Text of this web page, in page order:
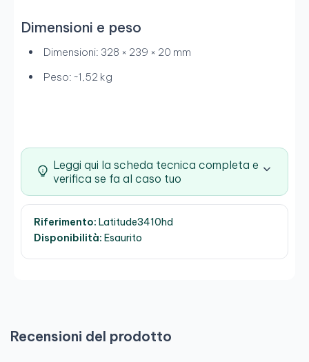
Dimensioni e peso
Dimensioni: 328 × 239 × 20 mm
Peso: ~1,52 kg
Leggi qui la scheda tecnica completa e
verifica se fa al caso tuo
Riferimento: Latitude3410hd
Disponibilità: Esaurito
Recensioni del prodotto